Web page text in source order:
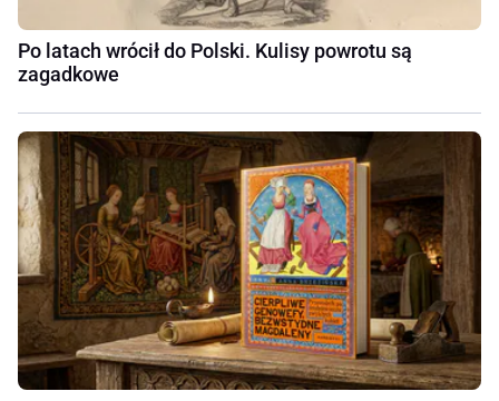
Po latach wrócił do Polski. Kulisy powrotu są
zagadkowe